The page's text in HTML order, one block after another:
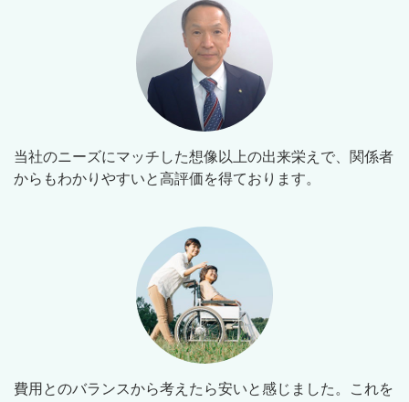
当社のニーズにマッチした想像以上の出来栄えで、関係者
からもわかりやすいと高評価を得ております。
費用とのバランスから考えたら安いと感じました。これを